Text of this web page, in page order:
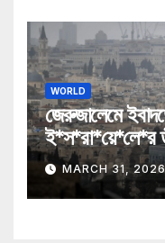
WORLD
জেরুজালেমে
ই*স*রা*য়ে*লে*র
মন্ত্রীদের
MARCH 31,